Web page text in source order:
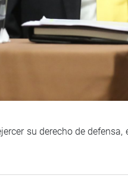
su derecho de